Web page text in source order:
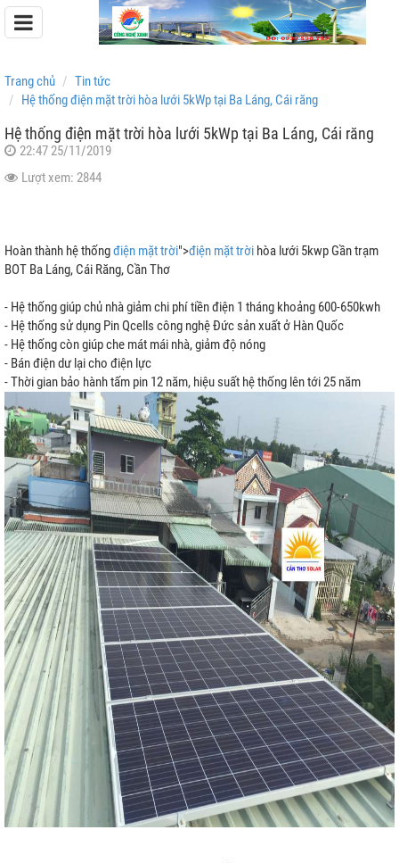
Pin Lưu Trữ Easyway
Lưới
Trang chủ
Tin tức
Hệ thống điện mặt trời hòa lưới 5kWp tại Ba Láng, Cái răng
Hệ thống điện mặt trời hòa lưới 5kWp tại Ba Láng, Cái răng
22:47 25/11/2019
Lượt xem: 2844
Hoàn thành hệ thốngđiện mặt trời">điện mặt trời hòa lưới 5kwp Gần trạm
BOT Ba Láng, Cái Răng, Cần Thơ
- Hệ thống giúp chủ nhà giảm chi phí tiền điện 1 tháng khoảng 600-650kwh
- Hệ thống sử dụng Pin Qcells công nghệ Đức sản xuất ở Hàn Quốc
- Hệ thống còn giúp che mát mái nhà, giảm độ nóng
- Bán điện dư lại cho điện lực
- Thời gian bảo hành tấm pin 12 năm, hiệu suất hệ thống lên tới 25 năm